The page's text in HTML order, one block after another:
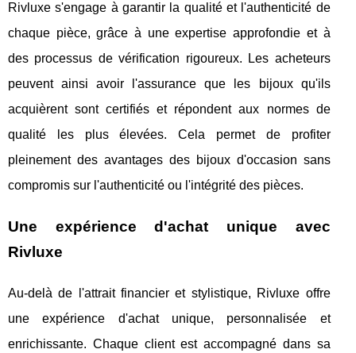
Rivluxe s'engage à garantir la qualité et l'authenticité de
chaque pièce, grâce à une expertise approfondie et à
des processus de vérification rigoureux. Les acheteurs
peuvent ainsi avoir l'assurance que les bijoux qu'ils
acquièrent sont certifiés et répondent aux normes de
qualité les plus élevées. Cela permet de profiter
pleinement des avantages des bijoux d'occasion sans
compromis sur l'authenticité ou l'intégrité des pièces.
Une expérience d'achat unique avec
Rivluxe
Au-delà de l'attrait financier et stylistique, Rivluxe offre
une expérience d'achat unique, personnalisée et
enrichissante. Chaque client est accompagné dans sa